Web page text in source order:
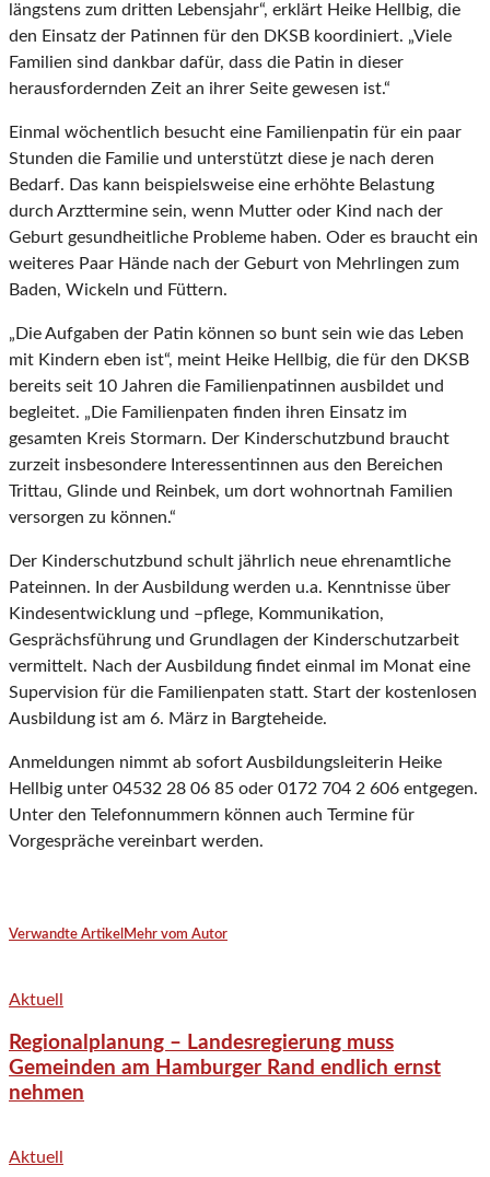
längstens zum dritten Lebensjahr“, erklärt Heike Hellbig, die
den Einsatz der Patinnen für den DKSB koordiniert. „Viele
Familien sind dankbar dafür, dass die Patin in dieser
herausfordernden Zeit an ihrer Seite gewesen ist.“
Einmal wöchentlich besucht eine Familienpatin für ein paar
Stunden die Familie und unterstützt diese je nach deren
Bedarf. Das kann beispielsweise eine erhöhte Belastung
durch Arzttermine sein, wenn Mutter oder Kind nach der
Geburt gesundheitliche Probleme haben. Oder es braucht ein
weiteres Paar Hände nach der Geburt von Mehrlingen zum
Baden, Wickeln und Füttern.
„Die Aufgaben der Patin können so bunt sein wie das Leben
mit Kindern eben ist“, meint Heike Hellbig, die für den DKSB
bereits seit 10 Jahren die Familienpatinnen ausbildet und
begleitet. „Die Familienpaten finden ihren Einsatz im
gesamten Kreis Stormarn. Der Kinderschutzbund braucht
zurzeit insbesondere Interessentinnen aus den Bereichen
Trittau, Glinde und Reinbek, um dort wohnortnah Familien
versorgen zu können.“
Der Kinderschutzbund schult jährlich neue ehrenamtliche
Pateinnen. In der Ausbildung werden u.a. Kenntnisse über
Kindesentwicklung und –pflege, Kommunikation,
Gesprächsführung und Grundlagen der Kinderschutzarbeit
vermittelt. Nach der Ausbildung findet einmal im Monat eine
Supervision für die Familienpaten statt. Start der kostenlosen
Ausbildung ist am 6. März in Bargteheide.
Anmeldungen nimmt ab sofort Ausbildungsleiterin Heike
Hellbig unter 04532 28 06 85 oder 0172 704 2 606 entgegen.
Unter den Telefonnummern können auch Termine für
Vorgespräche vereinbart werden.
Verwandte Artikel Mehr vom Autor
Aktuell
Regionalplanung – Landesregierung muss
Gemeinden am Hamburger Rand endlich ernst
nehmen
Aktuell